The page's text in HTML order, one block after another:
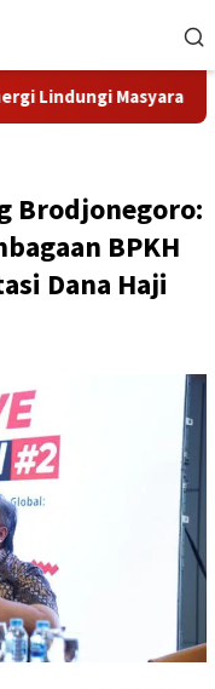
Masyarakat dari
Brodjonegoro:
BPKH
Dana Haji